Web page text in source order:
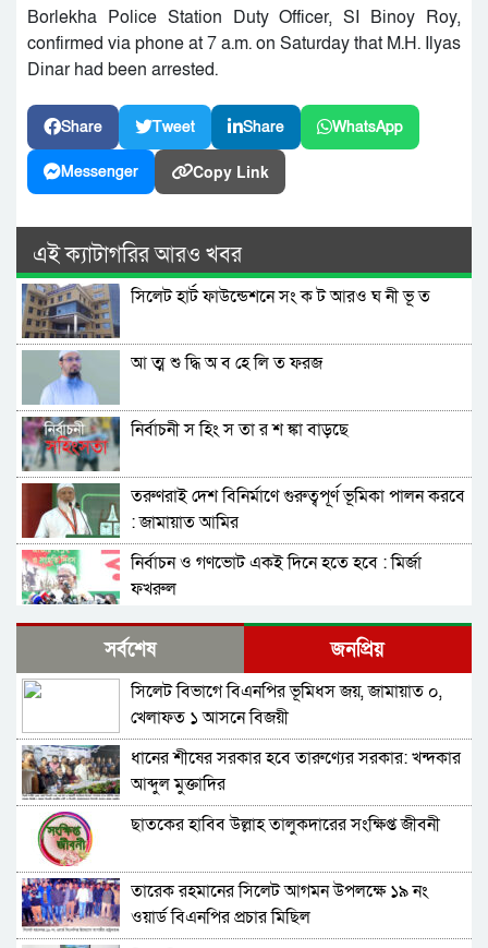
Borlekha Police Station Duty Officer, SI Binoy Roy,
confirmed via phone at 7 a.m. on Saturday that M.H. Ilyas
Dinar had been arrested.
Share Tweet Share WhatsApp
Messenger Copy Link
এই ক্যাটাগরির আরও খবর
সিলেট হার্ট ফাউন্ডেশনে সং ক ট আরও ঘ নী ভূ ত
আ ত্ম শু দ্ধি অ ব হে লি ত ফরজ
নির্বাচনী স হিং স তা র শ ঙ্কা বাড়ছে
তরুণরাই দেশ বিনির্মাণে গুরুত্বপূর্ণ ভূমিকা পালন করবে
: জামায়াত আমির
নির্বাচন ও গণভোট একই দিনে হতে হবে : মির্জা
ফখরুল
নির্বাচন বিরোধীদের ৭ নভেম্বরের চেতনায় পরাজিত
করতে হবে : আমীর খসরু
জামায়াতের আলোচনার প্রস্তাব, যা বললেন বিএনপির
মহাসচিব
সুনামগঞ্জ-১ : ‘চূড়ান্ত মনোনয়ন আমিই পাবো’-
কামরুজ্জামান কামরুল
সাবাস এসএমপির পুলিশ কমিশনার : কালিঘাটে জ ব্দ
জেলা প্রশাসক মহোদয় আপনার ঘুম ভাঙ্গবে কখন!
সিলেটের কোম্পানীগঞ্জে থামছে না পাথর লুট, শাহ
সর্বশেষ জনপ্রিয়
সিলেট বিভাগে বিএনপির ভূমিধস জয়, জামায়াত ০,
খেলাফত ১ আসনে বিজয়ী
ধানের শীষের সরকার হবে তারুণ্যের সরকার: খন্দকার
আব্দুল মুক্তাদির
ছাতকের হাবিব উল্লাহ তালুকদারের সংক্ষিপ্ত জীবনী
তারেক রহমানের সিলেট আগমন উপলক্ষে ১৯ নং
ওয়ার্ড বিএনপির প্রচার মিছিল